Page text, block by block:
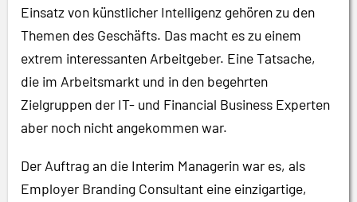
Einsatz von künstlicher Intelligenz gehören zu den
Themen des Geschäfts. Das macht es zu einem
extrem interessanten Arbeitgeber. Eine Tatsache,
die im Arbeitsmarkt und in den begehrten
Zielgruppen der IT- und Financial Business Experten
aber noch nicht angekommen war.
Der Auftrag an die Interim Managerin war es, als
Employer Branding Consultant eine einzigartige,